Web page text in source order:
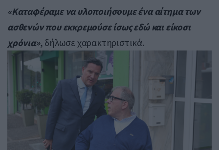
«Καταφέραμε να υλοποιήσουμε ένα αίτημα των
ασθενών που εκκρεμούσε ίσως εδώ και είκοσι
χρόνια», δήλωσε χαρακτηριστικά.